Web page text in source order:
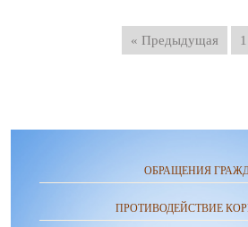
« Предыдущая 1
ОБРАЩЕНИЯ
ПРОТИВОДЕЙСТВИЕ